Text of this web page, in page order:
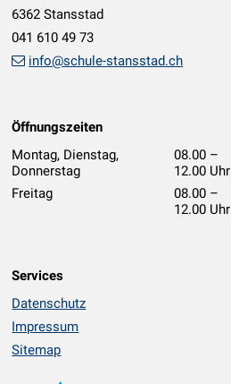
6362 Stansstad
041 610 49 73
info@schule-stansstad.ch
Öffnungszeiten
Montag, Dienstag,
Donnerstag
08.00 –
12.00 Uhr
Freitag
08.00 –
12.00 Uhr
Services
Datenschutz
Impressum
Sitemap